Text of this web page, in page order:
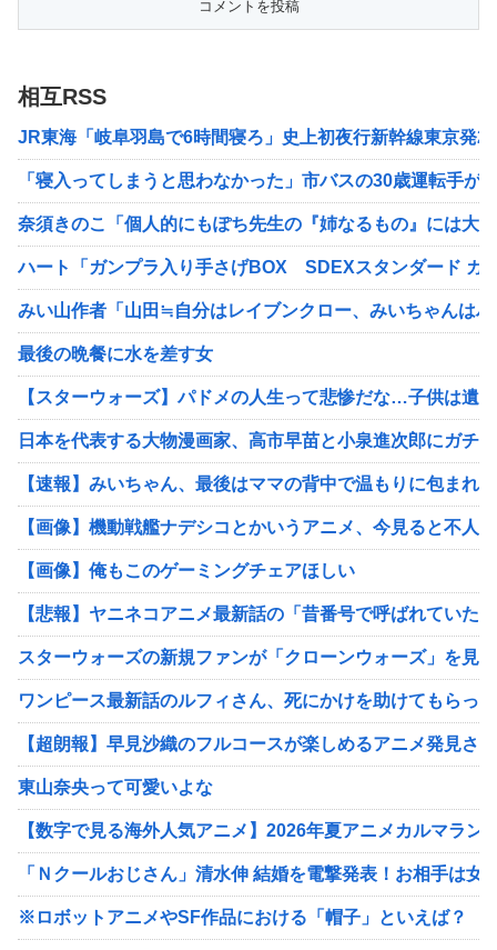
相互RSS
JR東海「岐阜羽島で6時間寝ろ」史上初夜行新幹線東京発
「寝入ってしまうと思わなかった」市バスの30歳運転手
奈須きのこ「個人的にもぽち先生の『姉なるもの』には大
ハート「ガンプラ入り手さげBOX SDEXスタンダード ガ
みい山作者「山田≒自分はレイブンクロー、みいちゃんは
最後の晩餐に水を差す女
【スターウォーズ】パドメの人生って悲惨だな…子供は遺
日本を代表する大物漫画家、高市早苗と小泉進次郎にガ
【速報】みいちゃん、最後はママの背中で温もりに包まれ
【画像】機動戦艦ナデシコとかいうアニメ、今見ると不人
【画像】俺もこのゲーミングチェアほしい
【悲報】ヤニネコアニメ最新話の「昔番号で呼ばれていた
スターウォーズの新規ファンが「クローンウォーズ」を見
ワンピース最新話のルフィさん、死にかけを助けてもら
【超朗報】早見沙織のフルコースが楽しめるアニメ発見さ
東山奈央って可愛いよな
【数字で見る海外人気アニメ】2026年夏アニメカルマラ
「Ｎクールおじさん」清水伸 結婚を電撃発表！お相手は
※ロボットアニメやSF作品における「帽子」といえば？